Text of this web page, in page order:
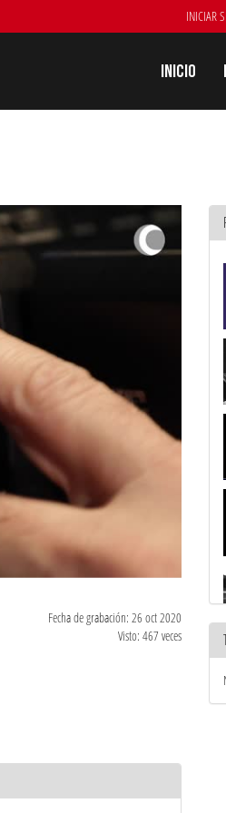
INICIAR
Inicio
Fecha de grabación: 26 oct 2020
Visto: 467 veces